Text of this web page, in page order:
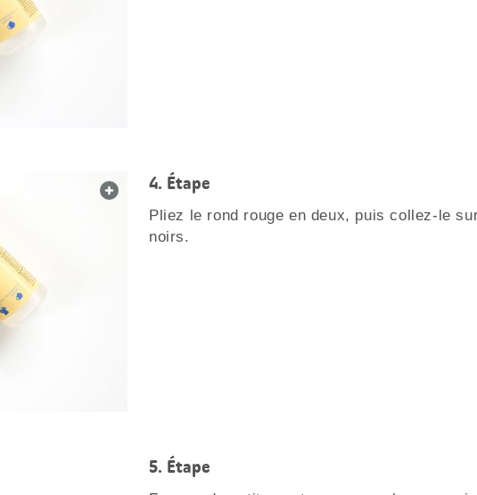
web.lightbox.openLink
Étape
Pliez le rond rouge en deux, puis collez-le
noirs.
Étape